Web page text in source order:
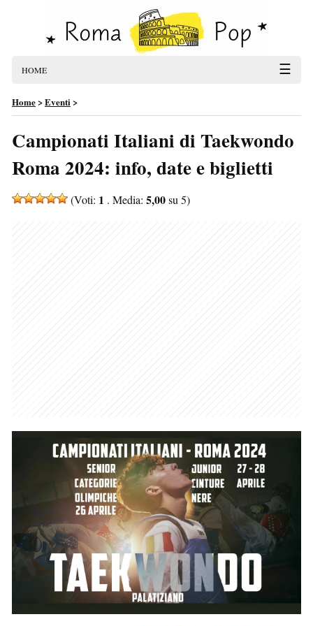
HOME ☰
Home>Eventi>
Campionati Italiani di Taekwondo
Roma 2024: info, date e biglietti
(Voti: 1 . Media: 5,00su 5)